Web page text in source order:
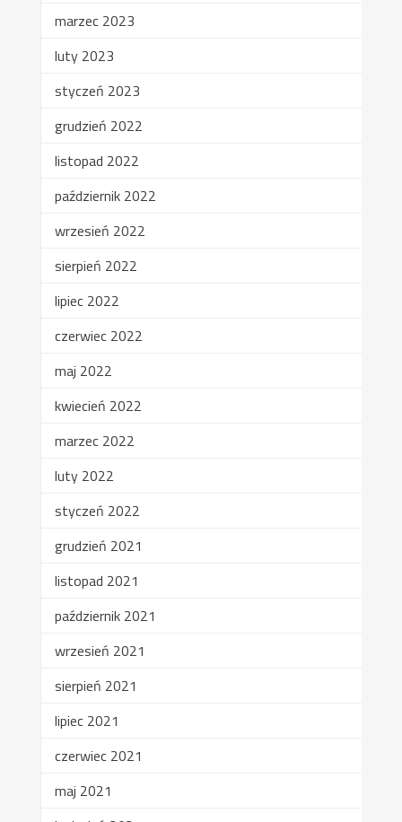
marzec 2023
luty 2023
styczeń 2023
grudzień 2022
listopad 2022
październik 2022
wrzesień 2022
sierpień 2022
lipiec 2022
czerwiec 2022
maj 2022
kwiecień 2022
marzec 2022
luty 2022
styczeń 2022
grudzień 2021
listopad 2021
październik 2021
wrzesień 2021
sierpień 2021
lipiec 2021
czerwiec 2021
maj 2021